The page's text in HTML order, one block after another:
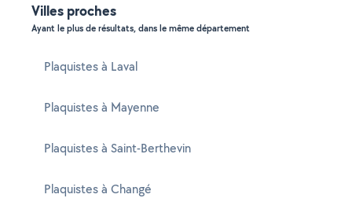
Villes proches
Ayant le plus de résultats, dans le même département
Plaquistes à Laval
Plaquistes à Mayenne
Plaquistes à Saint-Berthevin
Plaquistes à Changé